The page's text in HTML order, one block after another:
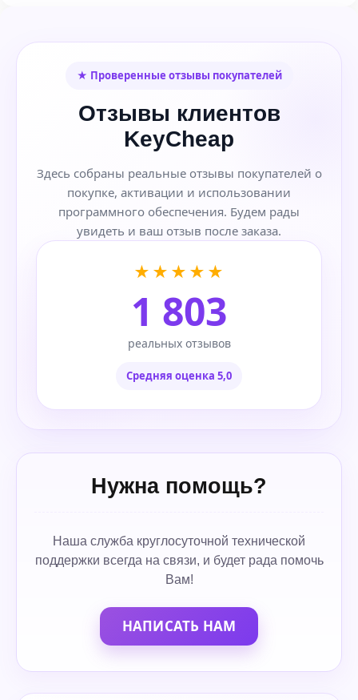
★ Проверенные отзывы покупателей
Отзывы клиентов
KeyCheap
Здесь собраны реальные отзывы покупателей о
покупке, активации и использовании
программного обеспечения. Будем рады
увидеть и ваш отзыв после заказа.
★★★★★
1 803
реальных отзывов
Средняя оценка 5,0
Нужна помощь?
Наша служба круглосуточной технической
поддержки всегда на связи, и будет рада помочь
Вам!
НАПИСАТЬ НАМ